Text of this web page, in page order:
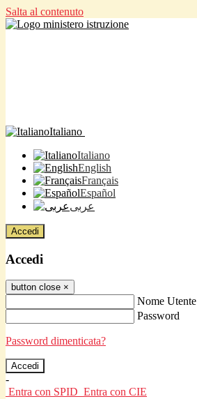
Salta al contenuto
Italiano
Italiano
English
Français
Español
عربى
Accedi
Accedi
button close ×
Nome Utente
Password
Password dimenticata?
-
Entra con SPID Entra con CIE